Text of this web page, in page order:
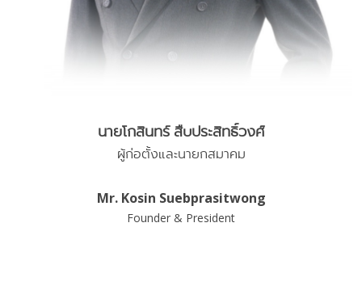
นายโกสินทร์ สืบประสิทธิ์วงศ์
ผู้ก่อตั้งและนายกสมาคม
Mr. Kosin Suebprasitwong
Founder & President